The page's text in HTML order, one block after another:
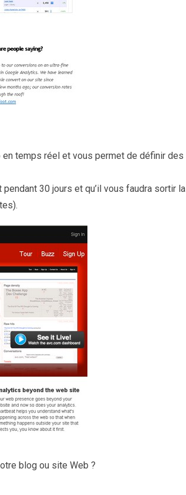
temps réel et vous permet de définir des
30 jours et qu’il vous faudra sortir la
blog ou site Web ?